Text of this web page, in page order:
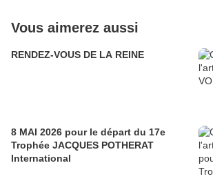
Vous aimerez aussi
RENDEZ-VOUS DE LA REINE
8 MAI 2026 pour le départ du 17e
Trophée JACQUES POTHERAT
International